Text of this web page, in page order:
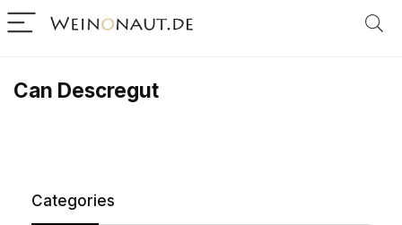
Can Descregut
Categories